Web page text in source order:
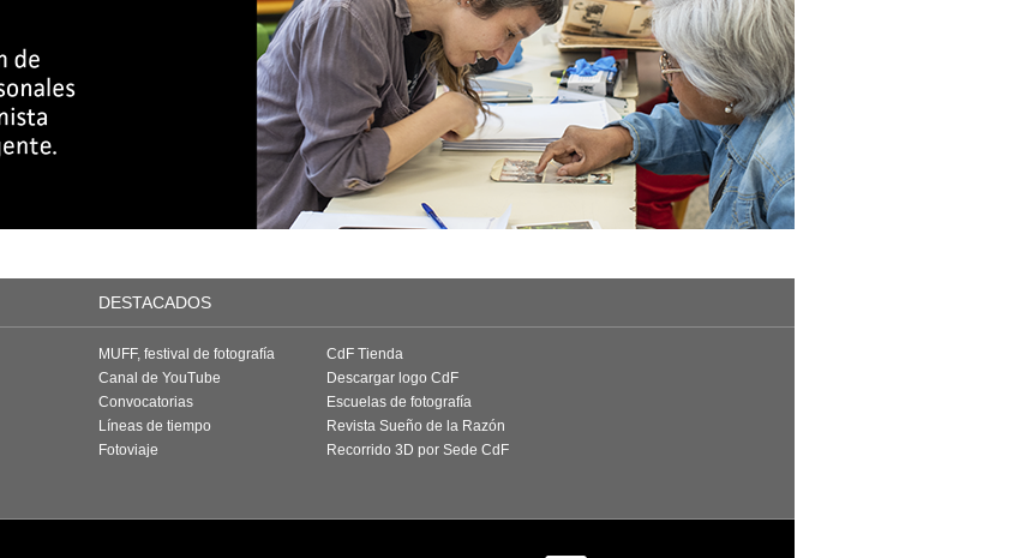
DESTACADOS
MUFF, festival de fotografía
Canal de YouTube
Convocatorias
Líneas de tiempo
Fotoviaje
CdF Tienda
Descargar logo CdF
Escuelas de fotografía
Revista Sueño de la Razón
Recorrido 3D por Sede CdF